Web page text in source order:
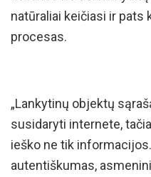
natūraliai keičiasi ir pats
procesas.
„Lankytinų objektų
susidaryti internete,
ieško ne tik
autentiškumas,